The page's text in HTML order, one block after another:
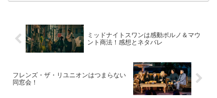
ミッドナイトスワンは感動ポルノ＆マウ
ント商法！感想とネタバレ
フレンズ・ザ・リユニオンはつまらない
同窓会！